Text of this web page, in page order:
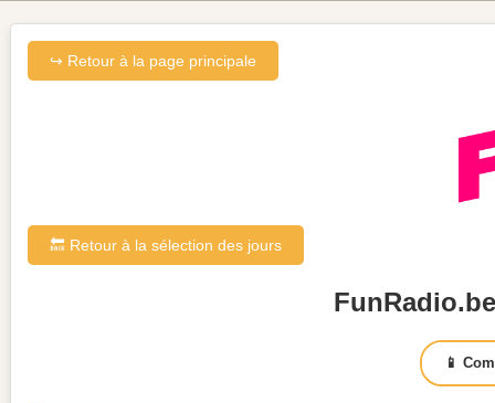
↪ Retour à la page principale
🔙 Retour à la sélection des jours
📱